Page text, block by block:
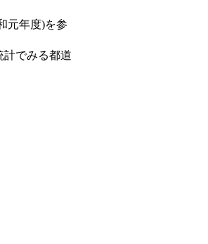
元年度)を参
計でみる都道